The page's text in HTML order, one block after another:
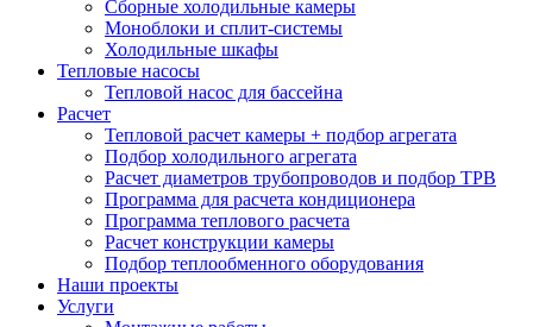
Сборные холодильные камеры
Моноблоки и сплит-системы
Холодильные шкафы
Тепловые насосы
Тепловой насос для бассейна
Расчет
Тепловой расчет камеры + подбор агрегата
Подбор холодильного агрегата
Расчет диаметров трубопроводов и подбор ТРВ
Программа для расчета кондиционера
Программа теплового расчета
Расчет конструкции камеры
Подбор теплообменного оборудования
Наши проекты
Услуги